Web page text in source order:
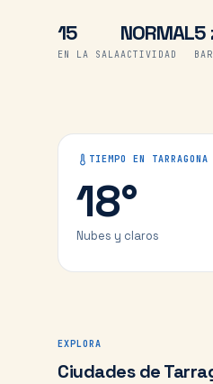
15
EN LA SALA
NORMAL
ACTIVIDAD
5
TIEMPO EN TARRAGONA
18°
Nubes y claros
EXPLORA
Ciudades de